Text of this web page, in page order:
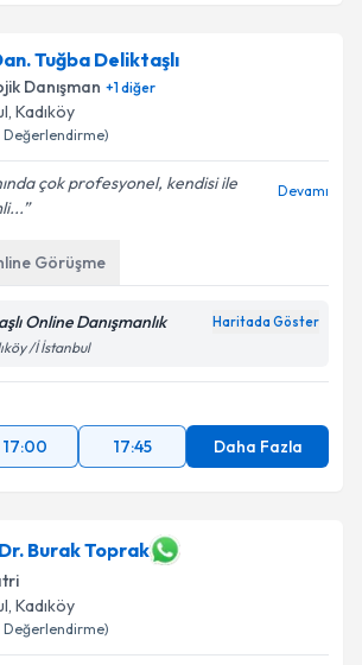
Tuğba Deliktaşlı
Danışman +1diğer
, Kadıköy
Değerlendirme)
çok profesyonel, kendisi ile
Devamı
Görüşme
Online Danışmanlık Haritada Göster
/İ İstanbul
17:00 17:45 Daha Fazla
Burak Toprak
, Kadıköy
Değerlendirme)